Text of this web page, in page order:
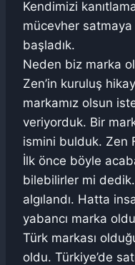
Kendimizi
mücevher
başladık.
Neden biz marka
Zen’in kuruluş
markamız olsun
veriyorduk. Bir
ismini bulduk. Zen
İlk önce böyle
bilebilirler mi
algılandı. Hatta
yabancı marka
Türk markası
oldu. Türkiye’de